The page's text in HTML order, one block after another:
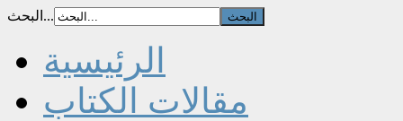
البحث...
الرئيسية
مقالات الكتاب